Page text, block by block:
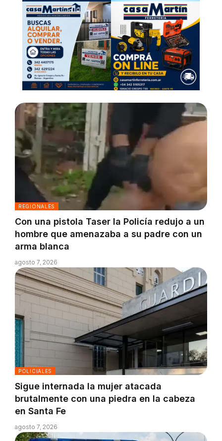
REGIONALES
Con una pistola Taser la Policía redujo a un
hombre que amenazaba a su padre con un
arma blanca
agosto 7, 2026
POLICIALES
Sigue internada la mujer atacada
brutalmente con una piedra en la cabeza
en Santa Fe
agosto 7, 2026